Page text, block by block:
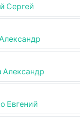
Сергей
Александр
Евгений